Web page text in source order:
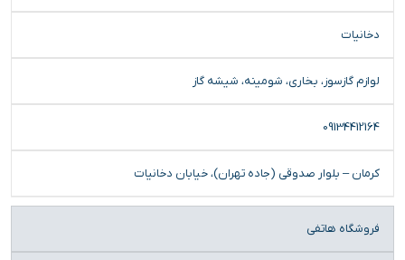
دخانیات
لوازم گازسوز، بخاری، شومینه، شیشه گاز
09134412164
کرمان – بلوار صدوقی (جاده تهران)، خیابان دخانیات
فروشگاه هاتفی